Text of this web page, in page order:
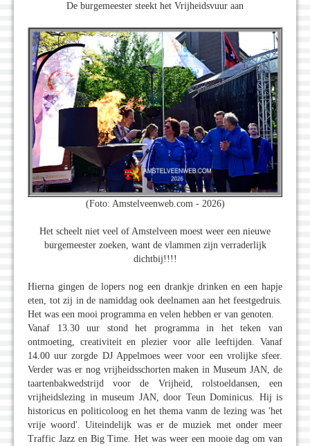
De burgemeester steekt het Vrijheidsvuur aan
(Foto: Amstelveenweb.com - 2026)
Het scheelt niet veel of Amstelveen moest weer een nieuwe
burgemeester zoeken, want de vlammen zijn verraderlijk
dichtbij!!!!
Hierna gingen de lopers nog een drankje drinken en een hapje
eten, tot zij in de namiddag ook deelnamen aan het feestgedruis.
Het was een mooi programma en velen hebben er van genoten.
Vanaf 13.30 uur stond het programma in het teken van
ontmoeting, creativiteit en plezier voor alle leeftijden. Vanaf
14.00 uur zorgde DJ Appelmoes weer voor een vrolijke sfeer.
Verder was er nog vrijheidsschorten maken in Museum JAN, de
taartenbakwedstrijd voor de Vrijheid, rolstoeldansen, een
vrijheidslezing in museum JAN, door Teun Dominicus. Hij is
historicus en politicoloog en het thema vanm de lezing was 'het
vrije woord'. Uiteindelijk was er de muziek met onder meer
Traffic Jazz en Big Time. Het was weer een mooie dag om van